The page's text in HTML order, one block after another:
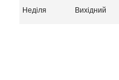
Неділя
Вихідний